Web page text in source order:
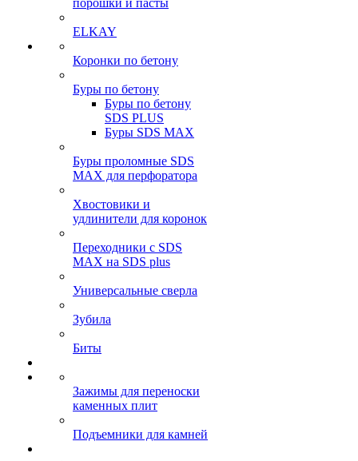
порошки и пасты
ELKAY
Коронки по бетону
Буры по бетону
Буры по бетону
SDS PLUS
Буры SDS MAX
Буры проломные SDS
MAX для перфоратора
Хвостовики и
удлинители для коронок
Переходники с SDS
MAX на SDS plus
Универсальные сверла
Зубила
Биты
Зажимы для переноски
каменных плит
Подъемники для камней